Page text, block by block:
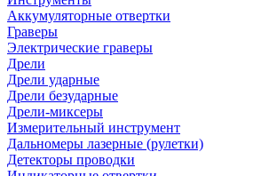
Аккумуляторные отвертки
Граверы
Электрические граверы
Дрели
Дрели ударные
Дрели безударные
Дрели-миксеры
Измерительный инструмент
Дальномеры лазерные (рулетки)
Детекторы проводки